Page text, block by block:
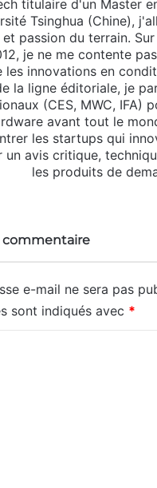
titulaire d'un Master
Tsinghua (Chine),
passion du terrain.
je ne me contente
les innovations en
la ligne éditoriale, je
(CES, MWC, IFA)
avant tout le
les startups qui
un avis critique,
les produits de
commentaire
e-mail ne sera pas
sont indiqués avec *